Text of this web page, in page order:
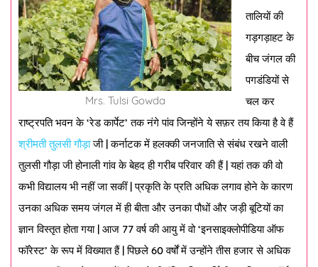
Mrs. Tulsi Gowda
तालियों की
गड़गड़ाहट के
बीच जंगल की
पगडंडियों से
चल कर
राष्ट्रपति भवन के ‘रेड कार्पेट’ तक नंगे पांव जिन्होंने ये सफ़र तय किया है वे हैं
श्रीमती तुलसी गौड़ाजी | कर्नाटक में हलक्की जनजाति से संबंध रखने वाली
तुलसी गौड़ा जी होनाली गांव के बेहद ही गरीब परिवार की हैं | यहां तक की वो
कभी विद्यालय भी नहीं जा सकीं | प्रकृति के प्रति अधिक लगाव होने के कारण
उनका अधिक समय जंगल में ही बीता और उनका पौधों और जड़ी बूटियों का
ज्ञान विस्तृत होता गया | आज 77 वर्ष की आयु में वो ‘इनसाइक्लोपीडिया ऑफ
फॉरेस्ट’ के रूप में विख्यात हैं | पिछले 60 वर्षों में उन्होंने तीस हजार से अधिक